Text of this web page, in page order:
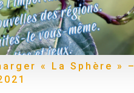
« La Sphère » –